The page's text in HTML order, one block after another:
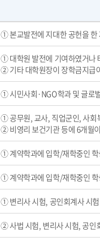
① 본교발전에 지대한 공헌을 한
① 대학원 발전에 기여하였거나
② 기타 대학원장이 장학금지급
① 시민사회·NGO학과 및 글로
① 공무원, 교사, 직업군인, 사회
② 비영리 보건기관 등에 6개월
① 계약학과에 입학/재학중인 학
① 계약학과에 입학/재학중인 학
① 변리사 시험, 공인회계사 시
② 사법 시험, 변리사 시험, 공인